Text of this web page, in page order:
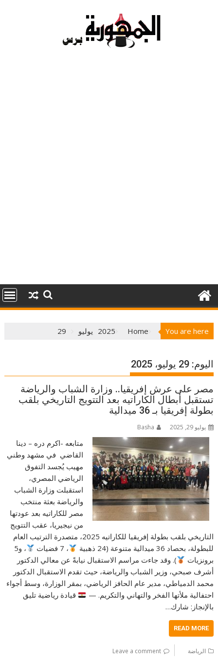
You are here
Home
2025 يوليو 29
اليوم:29 يوليو، 2025
مصر على عرش إفريقيا.. وزارة الشباب والرياضة
تستقبل أبطال الكاراتيه بعد التتويج التاريخي بلقب
بطولة إفريقيا بـ 36 ميدالية
يوليو 29, 2025 Basha
متابعه -اكرم دره – دينا
القاضي في مشهد وطني
مهيب يُجسد التفوق
الرياضي المصري،
استقبلت وزارة الشباب
والرياضة بعثة منتخب
مصر للكاراتيه بعد عودتها
من نيجيريا، عقب التتويج
التاريخي بلقب بطولة إفريقيا للكاراتيه 2025، متصدرة الترتيب العام
للبطولة، بحصاد 36 ميدالية متنوعة (24 ذهبية
، 7 فضيات
، و5
برونزيات
). وقد جاءت مراسم الاستقبال نيابةً عن معالي الدكتور
أشرف صبحي، وزير الشباب والرياضة، حيث تقدم الاستقبال الدكتور
محمد الدمياطي، مدير عام الحافز الرياضي، بمقر الوزارة، وسط أجواء
احتفالية ملأتها الفخر والتهاني والتكريم. —
قيادة رياضية تليق
بالإنجاز: شارك…
READ MORE
الرياضة Leave a comment